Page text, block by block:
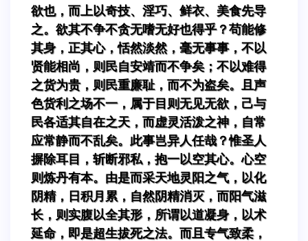
欲也，而上以奇技、淫巧、鲜衣、美食先导
之。欲其不争不贪无嗜无好也得乎？苟能修
其身，正其心，恬然淡然，毫无事事，不以
贤能相尚，则民自安靖而不争矣；不以难得
之货为贵，则民重廉耻，而不为盗矣。且声
色货利之场不一，属于目则无见无欲，己与
民各适其自在之天，而虚灵活泼之神，自常
应常静而不乱矣。此事岂异人任哉？惟圣人
摒除耳目，斩断邪私，抱一以空其心。心空
则炼丹有本。由是而采天地灵阳之气，以化
阴精，日积月累，自然阴精消灭，而阳气滋
长，则实腹以全其形，所谓以道凝身，以术
延命，即是超生拔死之法。而且专气致柔，